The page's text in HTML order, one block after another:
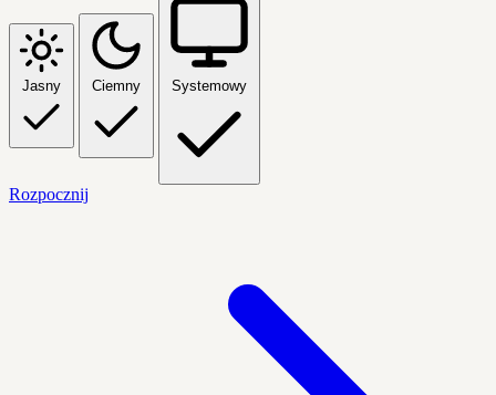
Jasny Ciemny Systemowy
Rozpocznij